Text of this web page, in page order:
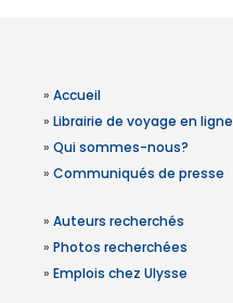
» Accueil
» Librairie de voyage en ligne
» Qui sommes-nous?
» Communiqués de presse
» Auteurs recherchés
» Photos recherchées
» Emplois chez Ulysse